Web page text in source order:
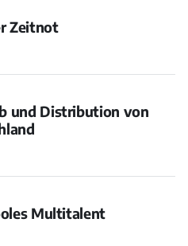
Zeitnot
und Distribution von
Multitalent